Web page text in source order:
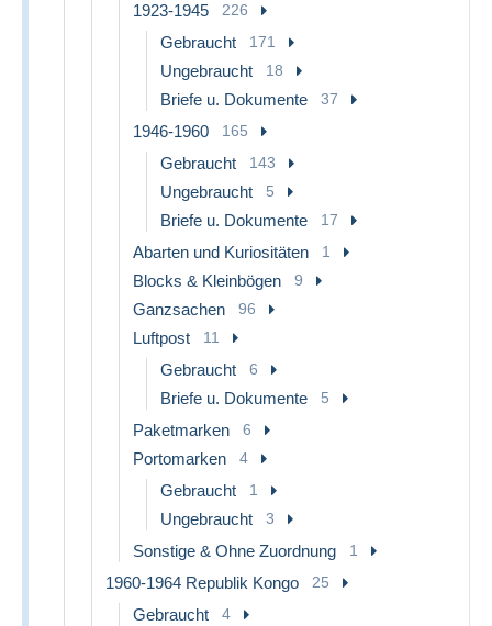
1923-1945 226
Gebraucht 171
Ungebraucht 18
Briefe u. Dokumente 37
1946-1960 165
Gebraucht 143
Ungebraucht 5
Briefe u. Dokumente 17
Abarten und Kuriositäten 1
Blocks & Kleinbögen 9
Ganzsachen 96
Luftpost 11
Gebraucht 6
Briefe u. Dokumente 5
Paketmarken 6
Portomarken 4
Gebraucht 1
Ungebraucht 3
Sonstige & Ohne Zuordnung 1
1960-1964 Republik Kongo 25
Gebraucht 4